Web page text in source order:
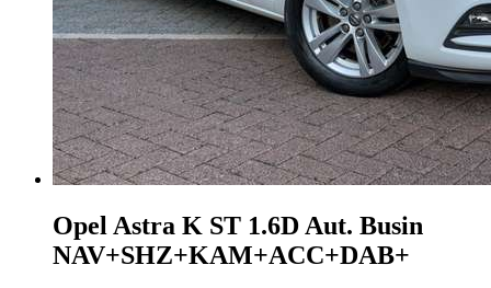
Opel Astra K ST 1.6D Aut. Busin
NAV+SHZ+KAM+ACC+DAB+